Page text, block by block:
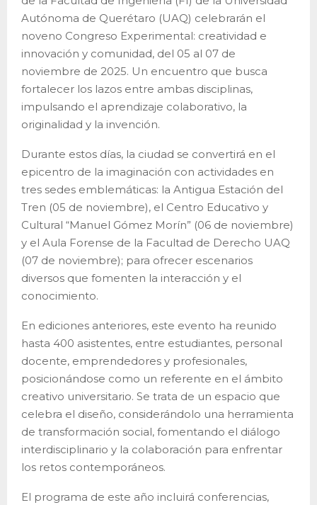
Autónoma de Querétaro (UAQ) celebrarán el
noveno Congreso Experimental: creatividad e
innovación y comunidad, del 05 al 07 de
noviembre de 2025. Un encuentro que busca
fortalecer los lazos entre ambas disciplinas,
impulsando el aprendizaje colaborativo, la
originalidad y la invención.
Durante estos días, la ciudad se convertirá en el
epicentro de la imaginación con actividades en
tres sedes emblemáticas: la Antigua Estación del
Tren (05 de noviembre), el Centro Educativo y
Cultural “Manuel Gómez Morín” (06 de noviembre)
y el Aula Forense de la Facultad de Derecho UAQ
(07 de noviembre); para ofrecer escenarios
diversos que fomenten la interacción y el
conocimiento.
En ediciones anteriores, este evento ha reunido
hasta 400 asistentes, entre estudiantes, personal
docente, emprendedores y profesionales,
posicionándose como un referente en el ámbito
creativo universitario. Se trata de un espacio que
celebra el diseño, considerándolo una herramienta
de transformación social, fomentando el diálogo
interdisciplinario y la colaboración para enfrentar
los retos contemporáneos.
El programa de este año incluirá conferencias,